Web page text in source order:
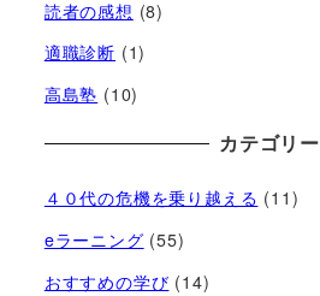
読者の感想 (8)
適職診断 (1)
高島塾 (10)
カテゴリー
４０代の危機を乗り越える (11)
eラーニング (55)
おすすめの学び (14)